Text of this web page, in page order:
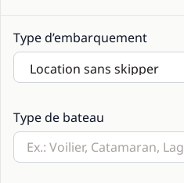
Type d’embarquement
Type de bateau